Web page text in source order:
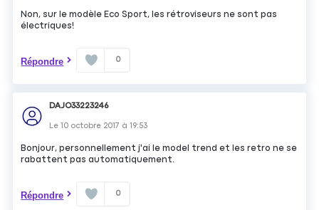
Non, sur le modèle Eco Sport, les rétroviseurs ne sont pas
électriques!
Répondre 0
DAJO33223246
Le10 octobre 2017 à19:53
Bonjour, personnellement j'ai le model trend et les retro ne se
rabattent pas automatiquement.
Répondre 0